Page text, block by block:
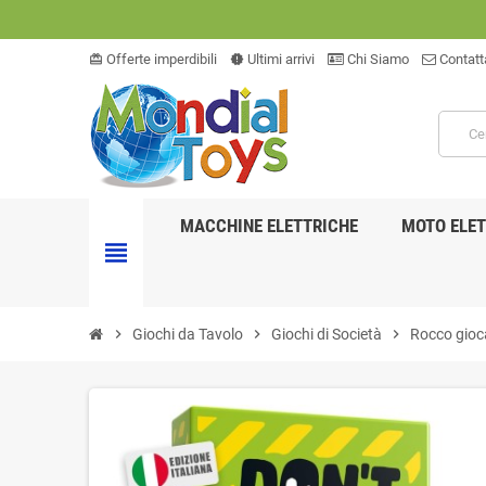
card_giftcard Offerte imperdibili new_releases Ultimi arrivi Chi Siamo
view_headline
MACCHINE ELETTRICHE MOTO
chevron_right Giochi da Tavolo chevron_right Giochi di Società chevron_right Rocco